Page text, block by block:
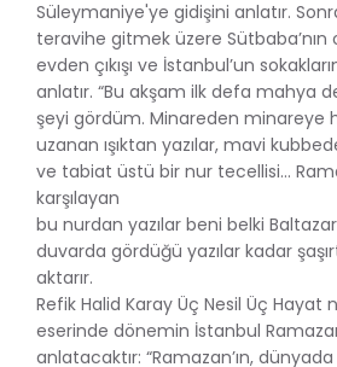
Süleymaniye'ye gidişini anlatır.
teravihe gitmek üzere Sütbaba’nın
evden çıkışı ve İstanbul’un
anlatır. “Bu akşam ilk defa mahya
şeyi gördüm. Minareden minareye
uzanan ışıktan yazılar, mavi
ve tabiat üstü bir nur tecellisi...
karşılayan
bu nurdan yazılar beni belki
duvarda gördüğü yazılar kadar
aktarır.
Refik Halid Karay Üç Nesil Üç Hayat
eserinde dönemin İstanbul
anlatacaktır: “Ramazan’ın,